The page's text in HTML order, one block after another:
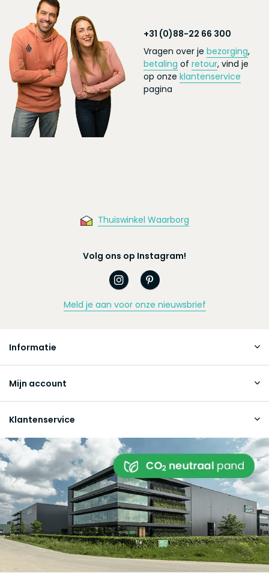
+31 (0)88-22 66 300
Vragen over je bezorging,
betaling of retour, vind je
op onze klantenservice
pagina
Thuiswinkel Waarborg
Volg ons op Instagram!
Meld je aan voor onze nieuwsbrief
Informatie
Mijn account
Klantenservice